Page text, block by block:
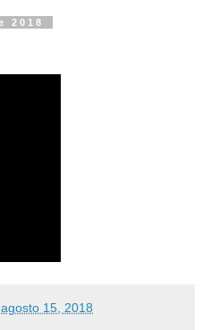
2018
15, 2018